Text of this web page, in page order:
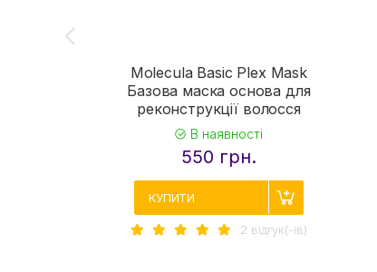
Molecula Basic Plex Mask
Базова маска основа для
реконструкції волосся
В наявності
550 грн.
КУПИТИ
2 вiдгук(-iв)